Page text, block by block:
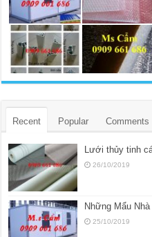
Recent Popular Comments
Lưới thủy tinh
26/10/2019
Những Mẩu
25/10/2019